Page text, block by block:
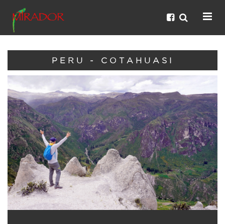
PERU - COTAHUASI